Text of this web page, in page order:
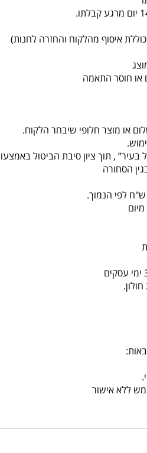
או חוסר התאמה
או מוצר חלופי שיבחר הלקוח.
הסחורה
ללא אישור